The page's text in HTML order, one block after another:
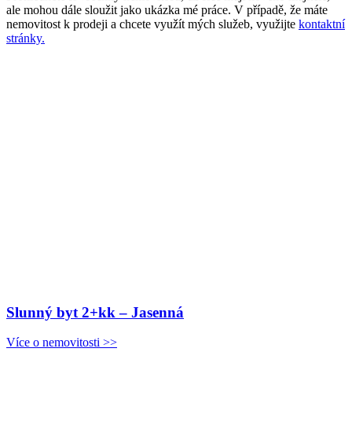
ale mohou dále sloužit jako ukázka mé práce. V případě, že máte
nemovitost k prodeji a chcete využít mých služeb, využijte kontaktní
stránky.
Slunný byt 2+kk – Jasenná
Více o nemovitosti >>